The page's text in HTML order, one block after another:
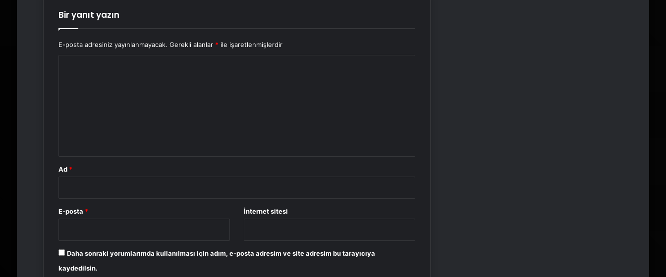
Bir yanıt yazın
E-posta adresiniz yayınlanmayacak. Gerekli alanlar * ile işaretlenmişlerdir
Ad *
E-posta * İnternet sitesi
Daha sonraki yorumlarımda kullanılması için adım, e-posta adresim ve site adresim bu tarayıcıya
kaydedilsin.